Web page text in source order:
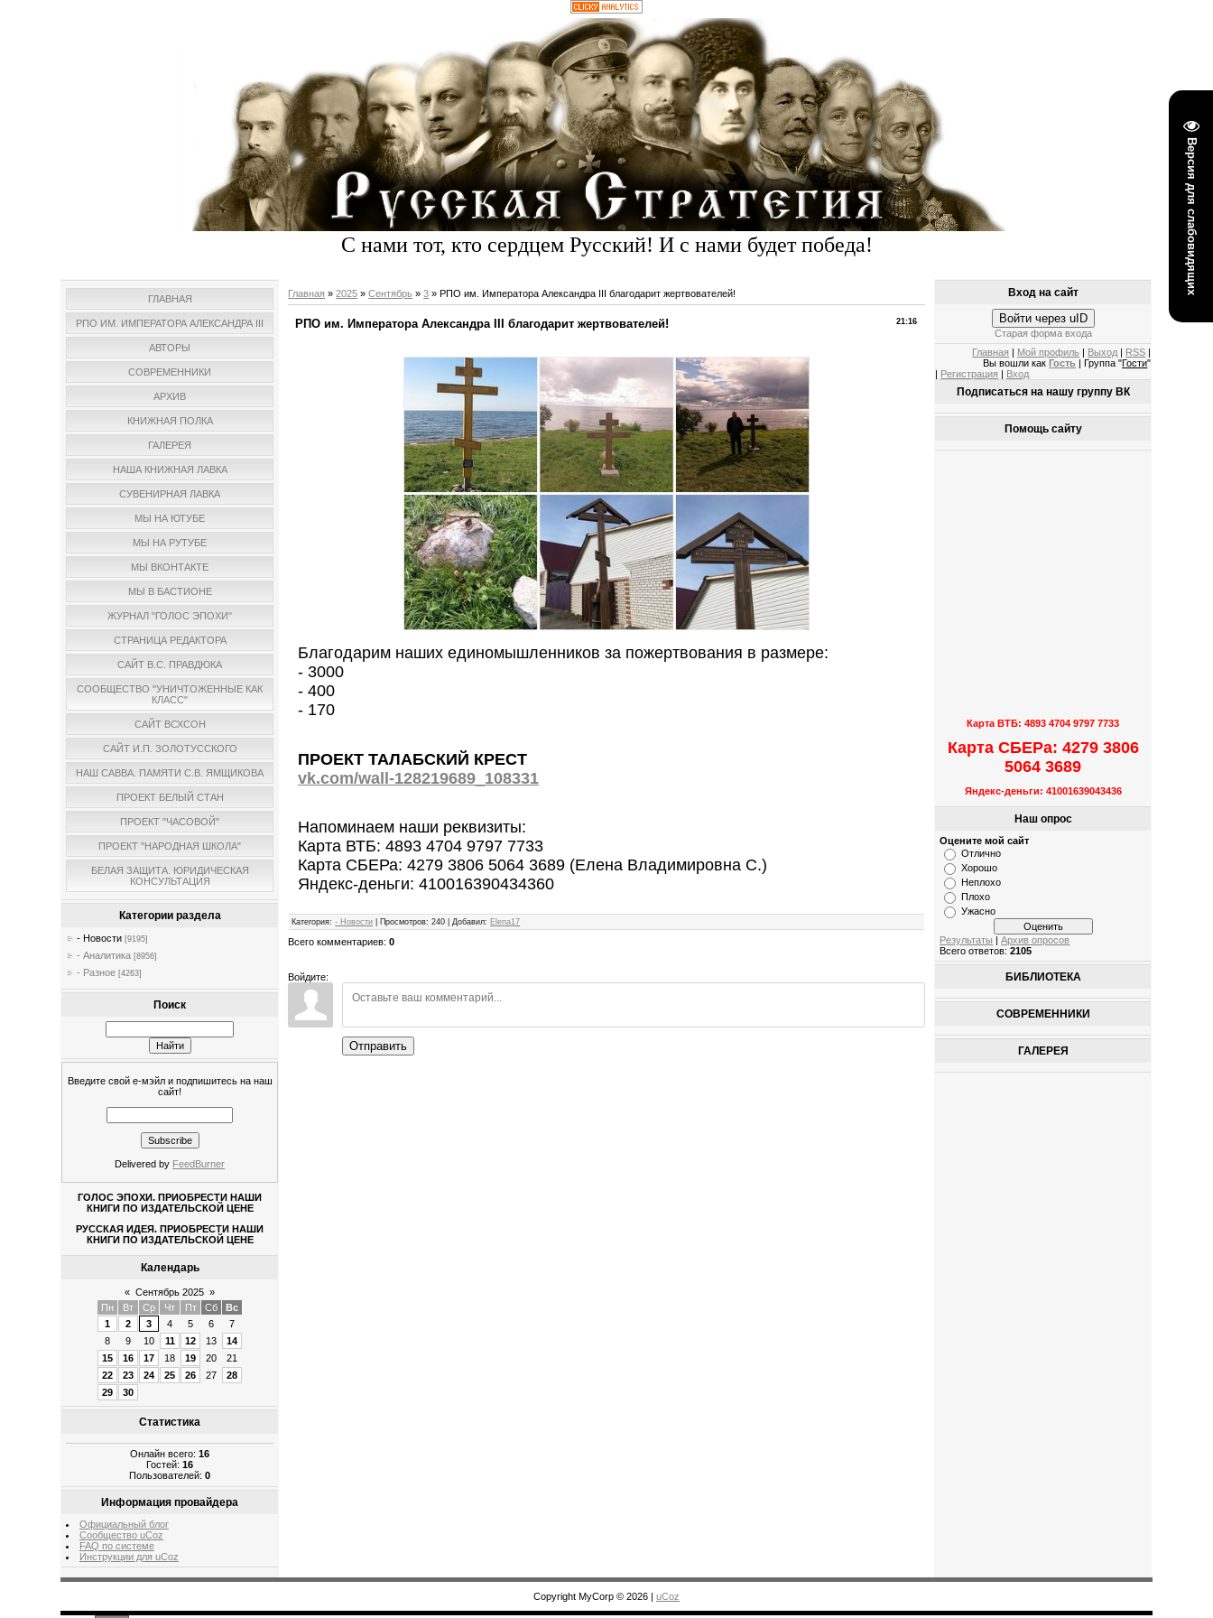
Версия для слабовидящих
С нами тот, кто сердцем Русский! И с нами будет победа!
ГЛАВНАЯ
РПО ИМ. ИМПЕРАТОРА АЛЕКСАНДРА III
АВТОРЫ
СОВРЕМЕННИКИ
АРХИВ
КНИЖНАЯ ПОЛКА
ГАЛЕРЕЯ
НАША КНИЖНАЯ ЛАВКА
СУВЕНИРНАЯ ЛАВКА
МЫ НА ЮТУБЕ
МЫ НА РУТУБЕ
МЫ ВКОНТАКТЕ
МЫ В БАСТИОНЕ
ЖУРНАЛ "ГОЛОС ЭПОХИ"
СТРАНИЦА РЕДАКТОРА
САЙТ В.С. ПРАВДЮКА
СООБЩЕСТВО "УНИЧТОЖЕННЫЕ КАК
КЛАСС"
САЙТ ВСХСОН
САЙТ И.П. ЗОЛОТУССКОГО
НАШ САВВА. ПАМЯТИ С.В. ЯМЩИКОВА
ПРОЕКТ БЕЛЫЙ СТАН
ПРОЕКТ "ЧАСОВОЙ"
ПРОЕКТ "НАРОДНАЯ ШКОЛА"
БЕЛАЯ ЗАЩИТА. ЮРИДИЧЕСКАЯ
КОНСУЛЬТАЦИЯ
Категории раздела
- Новости [9195]
- Аналитика [8956]
- Разное [4263]
Поиск
Введите свой е-мэйл и подпишитесь на наш
сайт!
Delivered by FeedBurner
ГОЛОС ЭПОХИ. ПРИОБРЕСТИ НАШИ
КНИГИ ПО ИЗДАТЕЛЬСКОЙ ЦЕНЕ
РУССКАЯ ИДЕЯ. ПРИОБРЕСТИ НАШИ
КНИГИ ПО ИЗДАТЕЛЬСКОЙ ЦЕНЕ
Календарь
« Сентябрь 2025 »
Пн
Вт Ср Чт Пт Сб
Вс
1
2 3 4 5 6
7
8
9 10 11 12 13
14
15
16 17 18 19 20
21
22
23 24 25 26 27
28
29
30
Статистика
Онлайн всего:16
Гостей:16
Пользователей:0
Информация провайдера
Официальный блог
Сообщество uCoz
FAQ по системе
Инструкции для uCoz
Главная »2025 » Сентябрь » 3 » РПО им. Императора Александра III благодарит жертвователей!
21:16
РПО им. Императора Александра III благодарит жертвователей!
Благодарим наших единомышленников за пожертвования в размере:
- 3000
- 400
- 170
ПРОЕКТ ТАЛАБСКИЙ КРЕСТ
vk.com/wall-128219689_108331
Напоминаем наши реквизиты:
Карта ВТБ: 4893 4704 9797 7733
Карта СБЕРа: 4279 3806 5064 3689 (Елена Владимировна С.)
Яндекс-деньги: 410016390434360
Категория: - Новости Просмотров: 240 |Добавил: Elena17
Всего комментариев:0
Войдите:
Отправить
Вход на сайт
Войти через uID
Старая форма входа
Главная
Мой профиль Выход RSS
Вы вошли как Гость | Группа "Гости"
Регистрация Вход
Подписаться на нашу группу ВК
Помощь сайту
Карта ВТБ: 4893 4704 9797 7733
Карта СБЕРа: 4279 3806
5064 3689
Яндекс-деньги: 41001639043436
Наш опрос
Оцените мой сайт
Отлично
Хорошо
Неплохо
Плохо
Ужасно
Результаты |Архив опросов
Всего ответов:2105
БИБЛИОТЕКА
СОВРЕМЕННИКИ
ГАЛЕРЕЯ
Copyright MyCorp © 2026 uCoz